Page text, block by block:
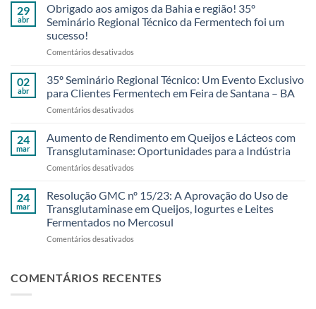
Desperdício
de
com
Naturais
e
Sustentáveis
29
abr
Obrigado aos amigos da Bahia e região! 35º
Seminário Regional Técnico da Fermentech foi um
sucesso!
Comentários desativados
aos
amigos
da
Bahia
região!
35º
Seminário
Regional
da
Fermentech
foi
sucesso!
02
abr
35º Seminário Regional Técnico: Um Evento Exclusivo
para Clientes Fermentech em Feira de Santana – BA
Comentários desativados
Seminário
Regional
Técnico:
Um
Exclusivo
Clientes
Fermentech
em
Santana
24
mar
Aumento de Rendimento em Queijos e Lácteos com
Transglutaminase: Oportunidades para a Indústria
Comentários desativados
de
Rendimento
em
Queijos
e
Transglutaminase:
24
mar
Resolução GMC nº 15/23: A Aprovação do Uso de
Transglutaminase em Queijos, Iogurtes e Leites
Fermentados no Mercosul
Comentários desativados
nº
COMENTÁRIOS RECENTES